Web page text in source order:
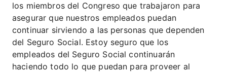
los miembros del Congreso que trabajaron para
asegurar que nuestros empleados puedan
continuar sirviendo a las personas que dependen
del Seguro Social. Estoy seguro que los
empleados del Seguro Social continuarán
haciendo todo lo que puedan para proveer al